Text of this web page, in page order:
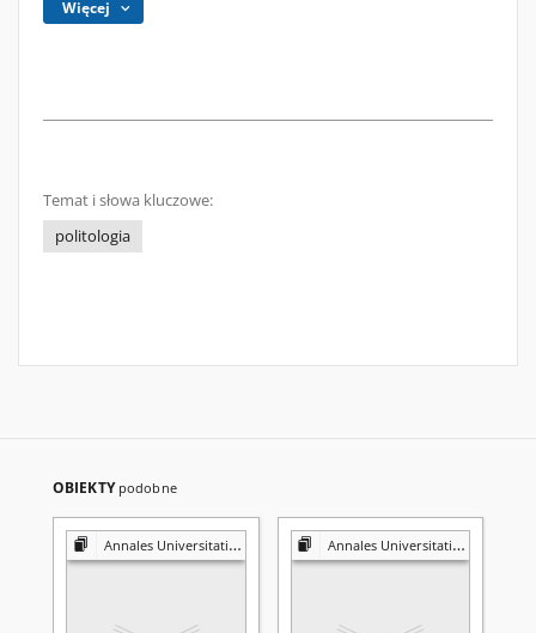
Więcej
Temat i słowa kluczowe:
politologia
OBIEKTY podobne
Annales Universitatis Mariae Curie-Skłodowska. Sectio K, Politologia Annales Universitatis Mariae Curie-Skłodowska. Sectio K, Politologia